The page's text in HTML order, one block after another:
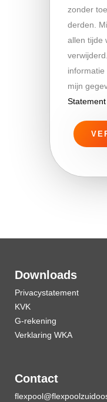
zonder
derden.
allen tijde
mijn
Statement
Downloads
Privacystatement
KVK
G-rekening
Verklaring WKA
Contact